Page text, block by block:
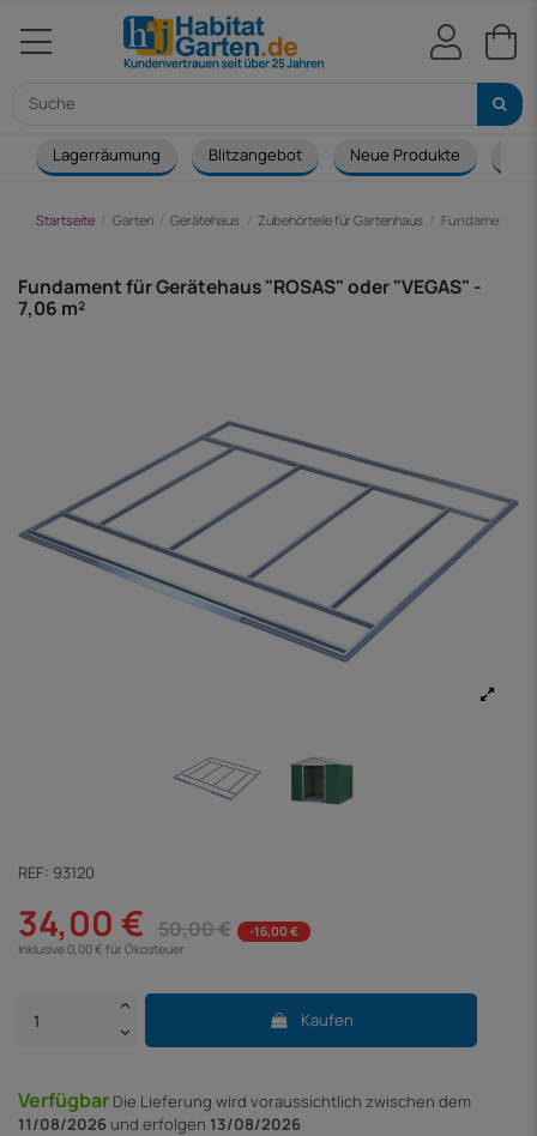
Lagerräumung Blitzangebot Neue Produkte
Startseite Garten Gerätehaus Zubehörteile für Gartenhaus Fundament für
Fundament für Gerätehaus "ROSAS" oder "VEGAS" -
7,06 m²
REF: 93120
34,00 € 50,00 €
-16,00 €
Inklusive 0,00 € für Ökosteuer
Kaufen
Verfügbar Die Lieferung wird voraussichtlich zwischen dem
11/08/2026 und erfolgen 13/08/2026